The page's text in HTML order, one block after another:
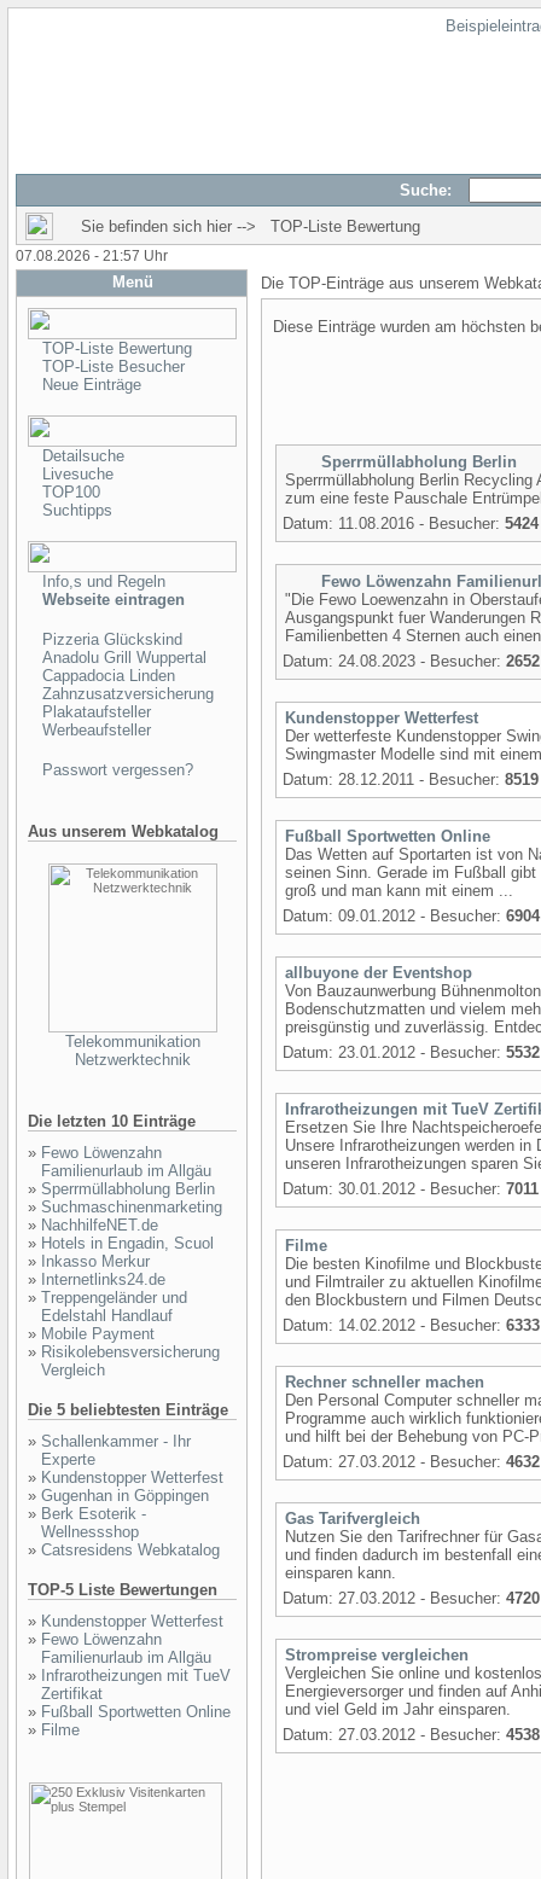
Suche:
Sie befinden sich hier --> TOP-Liste Bewertung
07.08.2026 - 21:57 Uhr
Menü
TOP-Liste Bewertung
TOP-Liste Besucher
Neue Einträge
Detailsuche
Livesuche
TOP100
Suchtipps
Info,s und Regeln
Webseite eintragen
Pizzeria Glückskind
Anadolu Grill Wuppertal
Cappadocia Linden
Zahnzusatzversicherung
Plakataufsteller
Werbeaufsteller
Passwort vergessen?
Aus unserem Webkatalog
Telekommunikation
Netzwerktechnik
Die letzten 10 Einträge
» Fewo Löwenzahn
Familienurlaub im Allgäu
» Sperrmüllabholung Berlin
» Suchmaschinenmarketing
» NachhilfeNET.de
» Hotels in Engadin, Scuol
» Inkasso Merkur
» Internetlinks24.de
» Treppengeländer und
Edelstahl Handlauf
» Mobile Payment
» Risikolebensversicherung
Vergleich
Die 5 beliebtesten Einträge
» Schallenkammer - Ihr
Experte
» Kundenstopper Wetterfest
» Gugenhan in Göppingen
» Berk Esoterik -
Wellnessshop
» Catsresidens Webkatalog
TOP-5 Liste Bewertungen
» Kundenstopper Wetterfest
» Fewo Löwenzahn
Familienurlaub im Allgäu
» Infrarotheizungen mit TueV
Zertifikat
» Fußball Sportwetten Online
» Filme
Die TOP-Einträge aus unserem
Diese Einträge wurden am
Sperrmüllabholung Berlin
Sperrmüllabholung Berlin Recycling
zum eine feste Pauschale
Datum: 11.08.2016 - Besucher: 5424
Fewo Löwenzahn
"Die Fewo Loewenzahn in
Ausgangspunkt fuer Wanderungen
Familienbetten 4 Sternen auch
Datum: 24.08.2023 - Besucher: 2652
Kundenstopper Wetterfest
Der wetterfeste Kundenstopper
Swingmaster Modelle sind mit
Datum: 28.12.2011 - Besucher: 8519
Fußball Sportwetten Online
Das Wetten auf Sportarten ist von
seinen Sinn. Gerade im Fußball
groß und man kann mit einem ...
Datum: 09.01.2012 - Besucher: 6904
allbuyone der Eventshop
Von Bauzaunwerbung
Bodenschutzmatten und vielem
preisgünstig und zuverlässig.
Datum: 23.01.2012 - Besucher: 5532
Infrarotheizungen mit TueV
Ersetzen Sie Ihre
Unsere Infrarotheizungen werden
unseren Infrarotheizungen sparen
Datum: 30.01.2012 - Besucher: 7011
Filme
Die besten Kinofilme und
und Filmtrailer zu aktuellen
den Blockbustern und Filmen
Datum: 14.02.2012 - Besucher: 6333
Rechner schneller machen
Den Personal Computer schneller
Programme auch wirklich
und hilft bei der Behebung von PC-
Datum: 27.03.2012 - Besucher: 4632
Gas Tarifvergleich
Nutzen Sie den Tarifrechner für
und finden dadurch im bestenfall
einsparen kann.
Datum: 27.03.2012 - Besucher: 4720
Strompreise vergleichen
Vergleichen Sie online und
Energieversorger und finden auf
und viel Geld im Jahr einsparen.
Datum: 27.03.2012 - Besucher: 4538